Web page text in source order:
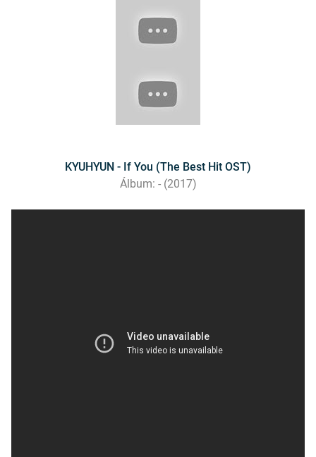
KYUHYUN - If You (The Best Hit OST)
Álbum: - (2017)